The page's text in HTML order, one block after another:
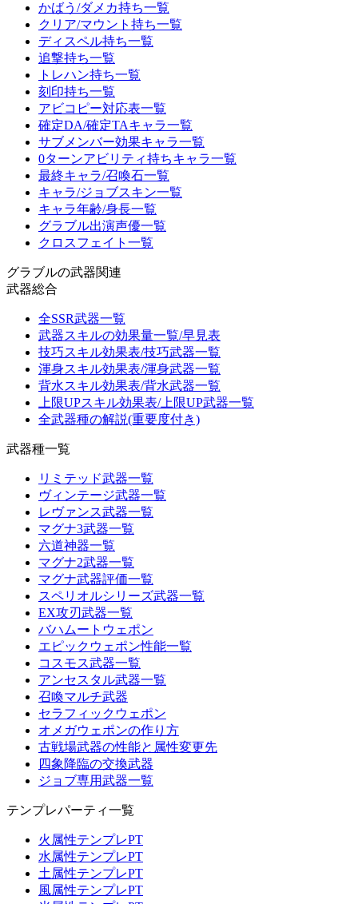
かばう/ダメカ持ち一覧
クリア/マウント持ち一覧
ディスペル持ち一覧
追撃持ち一覧
トレハン持ち一覧
刻印持ち一覧
アビコピー対応表一覧
確定DA/確定TAキャラ一覧
サブメンバー効果キャラ一覧
0ターンアビリティ持ちキャラ一覧
最終キャラ/召喚石一覧
キャラ/ジョブスキン一覧
キャラ年齢/身長一覧
グラブル出演声優一覧
クロスフェイト一覧
グラブルの武器関連
武器総合
全SSR武器一覧
武器スキルの効果量一覧/早見表
技巧スキル効果表/技巧武器一覧
渾身スキル効果表/渾身武器一覧
背水スキル効果表/背水武器一覧
上限UPスキル効果表/上限UP武器一覧
全武器種の解説(重要度付き)
武器種一覧
リミテッド武器一覧
ヴィンテージ武器一覧
レヴァンス武器一覧
マグナ3武器一覧
六道神器一覧
マグナ2武器一覧
マグナ武器評価一覧
スペリオルシリーズ武器一覧
EX攻刃武器一覧
バハムートウェポン
エピックウェポン性能一覧
コスモス武器一覧
アンセスタル武器一覧
召喚マルチ武器
セラフィックウェポン
オメガウェポンの作り方
古戦場武器の性能と属性変更先
四象降臨の交換武器
ジョブ専用武器一覧
テンプレパーティ一覧
火属性テンプレPT
水属性テンプレPT
土属性テンプレPT
風属性テンプレPT